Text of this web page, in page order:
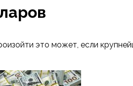
это может, если